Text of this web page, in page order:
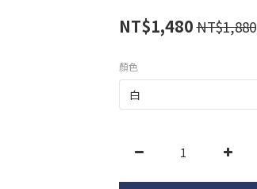
NT$1,480NT$1,880
顏色